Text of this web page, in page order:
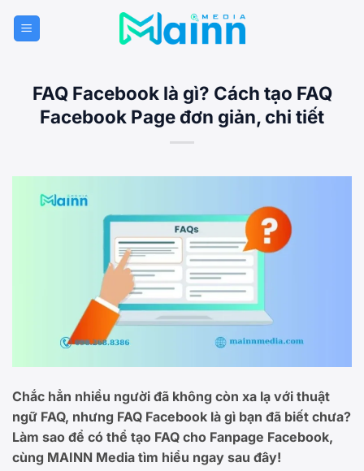
qua
FAQ Facebook là gì? Cách tạo FAQ
Facebook Page đơn giản, chi tiết
Chắc hẳn nhiều người đã không còn xa lạ với thuật
ngữ FAQ, nhưng FAQ Facebook là gì bạn đã biết chưa?
Làm sao để có thể tạo FAQ cho Fanpage Facebook,
cùng MAINN Media tìm hiểu ngay sau đây!